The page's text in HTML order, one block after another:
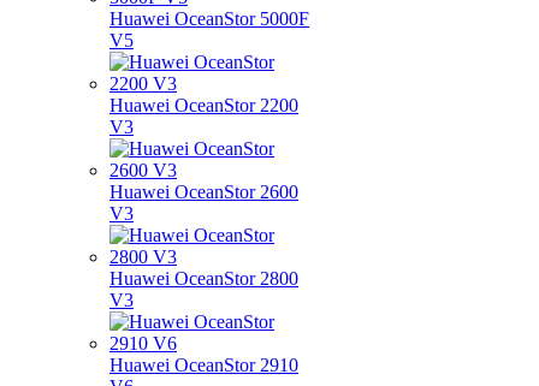
Huawei OceanStor 5000F
V5
Huawei OceanStor 2200
V3
Huawei OceanStor 2600
V3
Huawei OceanStor 2800
V3
Huawei OceanStor 2910